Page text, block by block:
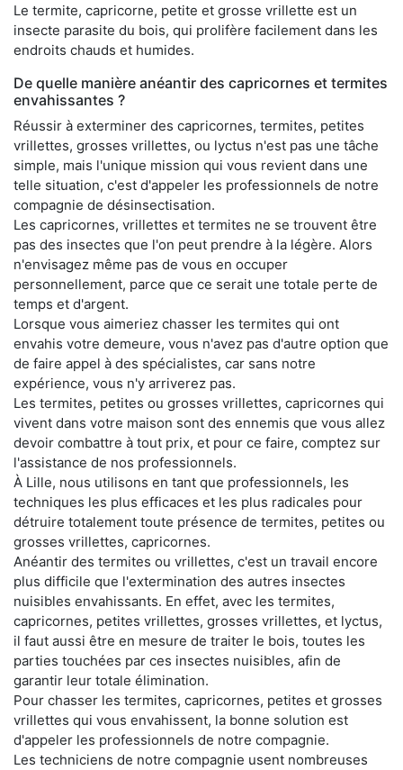
Le termite, capricorne, petite et grosse vrillette est un
insecte parasite du bois, qui prolifère facilement dans les
endroits chauds et humides.
De quelle manière anéantir des capricornes et termites
envahissantes ?
Réussir à exterminer des capricornes, termites, petites
vrillettes, grosses vrillettes, ou lyctus n'est pas une tâche
simple, mais l'unique mission qui vous revient dans une
telle situation, c'est d'appeler les professionnels de notre
compagnie de désinsectisation.
Les capricornes, vrillettes et termites ne se trouvent être
pas des insectes que l'on peut prendre à la légère. Alors
n'envisagez même pas de vous en occuper
personnellement, parce que ce serait une totale perte de
temps et d'argent.
Lorsque vous aimeriez chasser les termites qui ont
envahis votre demeure, vous n'avez pas d'autre option que
de faire appel à des spécialistes, car sans notre
expérience, vous n'y arriverez pas.
Les termites, petites ou grosses vrillettes, capricornes qui
vivent dans votre maison sont des ennemis que vous allez
devoir combattre à tout prix, et pour ce faire, comptez sur
l'assistance de nos professionnels.
À Lille, nous utilisons en tant que professionnels, les
techniques les plus efficaces et les plus radicales pour
détruire totalement toute présence de termites, petites ou
grosses vrillettes, capricornes.
Anéantir des termites ou vrillettes, c'est un travail encore
plus difficile que l'extermination des autres insectes
nuisibles envahissants. En effet, avec les termites,
capricornes, petites vrillettes, grosses vrillettes, et lyctus,
il faut aussi être en mesure de traiter le bois, toutes les
parties touchées par ces insectes nuisibles, afin de
garantir leur totale élimination.
Pour chasser les termites, capricornes, petites et grosses
vrillettes qui vous envahissent, la bonne solution est
d'appeler les professionnels de notre compagnie.
Les techniciens de notre compagnie usent nombreuses